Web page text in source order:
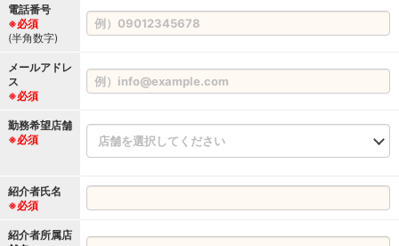
電話番号
※必須
(半角数字)
メールアドレ
ス
※必須
勤務希望店舗
※必須
店舗を選択してください
紹介者氏名
※必須
紹介者所属店